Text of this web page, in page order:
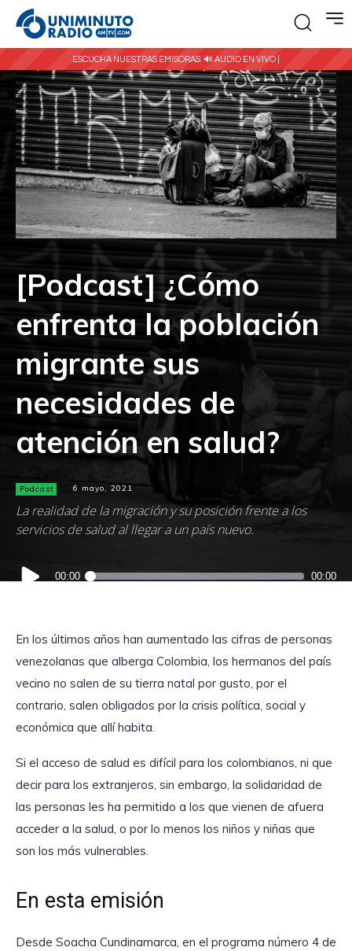
ESCUCHA NUESTRAS EMISORAS: 🔊 AUDIO EN VIVO |
[Podcast] ¿Cómo
enfrenta la población
migrante sus
necesidades de
atención en salud?
Podcast 6 mayo, 2021
La realidad de la migración y su posición frente a los
servicios de salud al llegar a un país nuevo.
Reproductor
de
00:00 00:00
En los últimos años han aumentado las cifras de personas
venezolanas que alberga Colombia, los hermanos del país
vecino no salen de su tierra natal por gusto, por el
contrario, salen obligados por la crisis política, social y
económica que allí habita.
Si el acceso de salud es difícil para los colombianos, ni que
decir para los extranjeros, sin embargo, la solidaridad de
las personas les ha permitido a los que vienen de afuera
acceder a la salud, o por lo menos los niños y niñas que
son los más vulnerables.
En esta emisión
Desde Soacha Cundinamarca, en el programa número 4 de